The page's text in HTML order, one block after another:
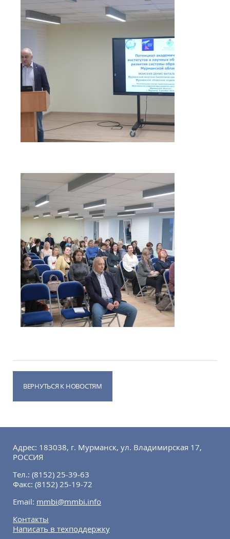
ВЕРНУТЬСЯ К НОВОСТЯМ
Адрес: 183038, г. Мурманск, ул. Владимирская 17,
РОССИЯ
Тел.: (8152) 25-39-63
Факс: (8152) 25-19-72
Email: mmbi@mmbi.info
Контакты
Написать в техподдержку